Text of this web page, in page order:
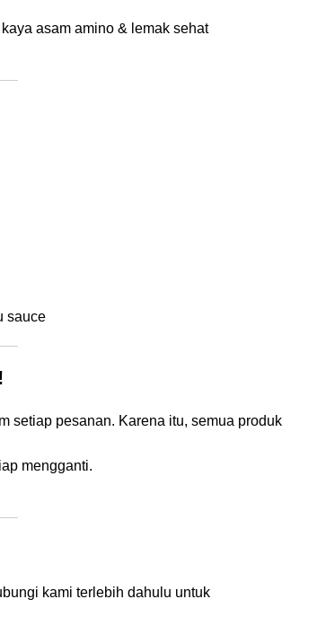
asam amino & lemak sehat
sauce
setiap pesanan. Karena itu, semua produk
mengganti.
kami terlebih dahulu untuk